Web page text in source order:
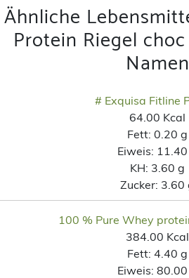
Ähnliche
Protein Riegel
Namen
# Exquisa Fitline
64.00 Kcal
Fett: 0.20 g
Eiweis:
KH: 3.60 g
Zucker: 3.60
100 % Pure Whey
384.00 Kcal
Fett: 4.40 g
Eiweis: